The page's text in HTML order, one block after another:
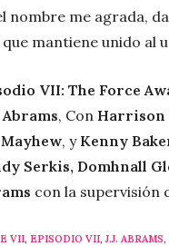
nombre me agrada,
mantiene unido al
VII: The Force
Abrams, Con Harrison
, yKenny
Serkis, Domhnall
con la supervisión
VII, EPISODIO VII,J.J. ABRAMS,